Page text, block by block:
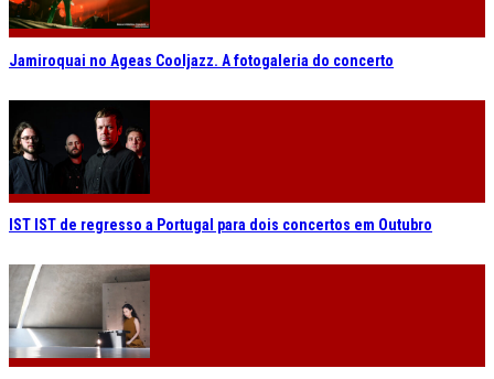
Jamiroquai no Ageas Cooljazz. A fotogaleria do concerto
IST IST de regresso a Portugal para dois concertos em Outubro